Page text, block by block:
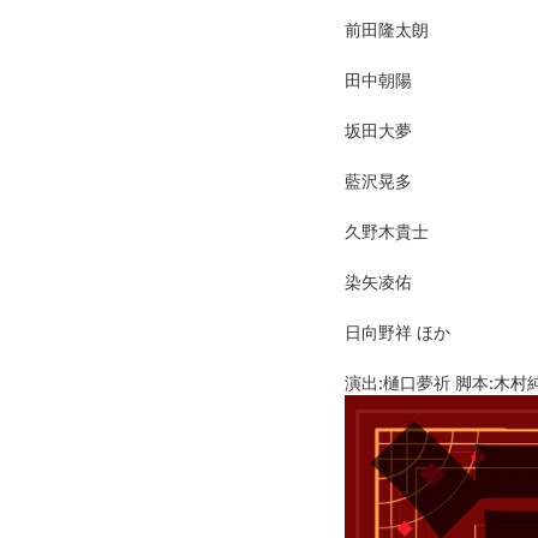
前田隆太朗
田中朝陽
坂田大夢
藍沢晃多
久野木貴士
染矢凌佑
日向野祥 ほか
演出:樋口夢祈 脚本:木村